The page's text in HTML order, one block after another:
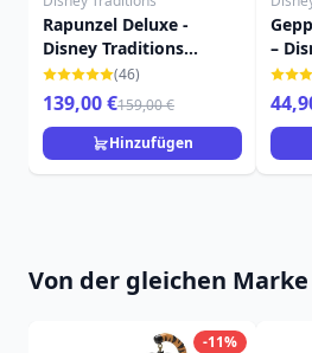
Rapunzel Deluxe -
Disney Traditions
Rapunzel(46)
139,00 €159,00 €
Hinzufügen
–
Von der gleichen Marke
-11%